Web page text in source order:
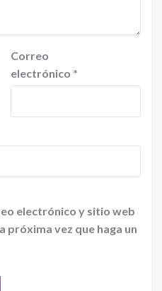
Correo
electrónico *
electrónico y sitio web
próxima vez que haga un